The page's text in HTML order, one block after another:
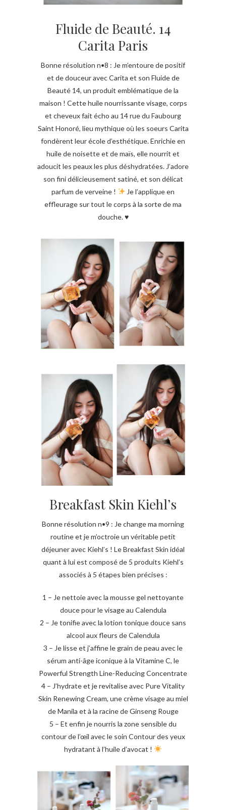
Fluide de Beauté. 14
Carita Paris
Bonne résolution n•8 : Je m’entoure de positif
et de douceur avec Carita et son Fluide de
Beauté 14, un produit emblématique de la
maison ! Cette huile nourrissante visage, corps
et cheveux fait écho au 14 rue du Faubourg
Saint Honoré, lieu mythique où les soeurs Carita
fondèrent leur école d’esthétique. Enrichie en
huile de noisette et de maïs, elle nourrit et
adoucit les peaux les plus déshydratées. J’adore
son fini délicieusement satiné, et son délicat
parfum de verveine !
Je l’applique en
effleurage sur tout le corps à la sorte de ma
douche.♥️
Breakfast Skin Kiehl’s
Bonne résolution n•9 : Je change ma morning
routine et je m’octroie un véritable petit
déjeuner avec Kiehl’s ! Le Breakfast Skin idéal
quant à lui est composé de 5 produits Kiehl’s
associés à 5 étapes bien précises :
1 – Je nettoie avec la mousse gel nettoyante
douce pour le visage au Calendula
2 – Je tonifie avec la lotion tonique douce sans
alcool aux fleurs de Calendula
3 – Je lisse et j’affine le grain de peau avec le
sérum anti-âge iconique à la Vitamine C, le
Powerful Strength Line-Reducing Concentrate
4 – J’hydrate et je revitalise avec Pure Vitality
Skin Renewing Cream, une crème visage au miel
de Manila et à la racine de Ginseng Rouge
5 – Et enfin je nourris la zone sensible du
contour de l’œil avec le soin Contour des yeux
hydratant à l’huile d’avocat !